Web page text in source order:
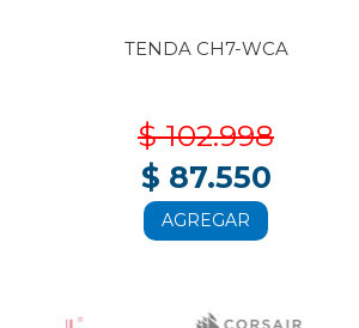
TENDA CH7-WCA
$ 102.998
$ 87.550
AGREGAR